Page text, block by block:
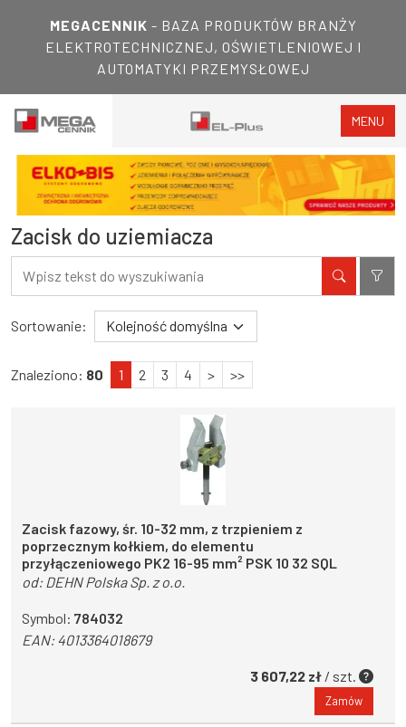
MEGACENNIK - BAZA PRODUKTÓW BRANŻY
ELEKTROTECHNICZNEJ, OŚWIETLENIOWEJ I
AUTOMATYKI PRZEMYSŁOWEJ
MENU
Zacisk do uziemiacza
Filtry
Wyniki wyszukiwania
Sortowanie:
Znaleziono: 80 1 2 3 4 > >>
Zacisk fazowy, śr. 10-32 mm, z trzpieniem z
poprzecznym kołkiem, do elementu
przyłączeniowego PK2 16-95 mm² PSK 10 32 SQL
od: DEHN Polska Sp. z o.o.
Symbol: 784032
EAN:4013364018679
3 607,22 zł / szt.
Zamów